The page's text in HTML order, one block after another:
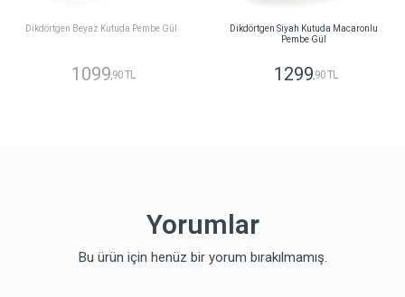
Dikdörtgen Beyaz Kutuda Pembe Gül
1099,90 TL
Dikdörtgen Siyah Kutuda Macaronlu
Pembe Gül
1299,90 TL
Yorumlar
Bu ürün için henüz bir yorum bırakılmamış.